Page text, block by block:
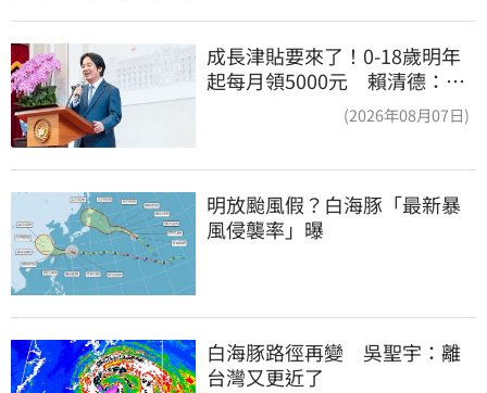
成長津貼要來了！0-18歲明年
起每月領5000元 賴清德：此
(2026年08月07日)
明放颱風假？白海豚「最新暴
風侵襲率」曝
白海豚路徑再變　吳聖宇：離
台灣又更近了